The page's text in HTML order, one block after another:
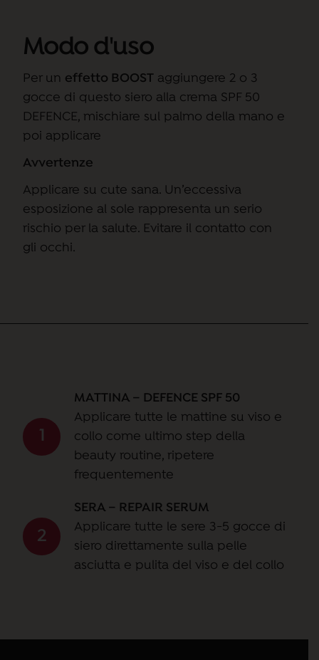
Modo d'uso
Per un effetto BOOSTaggiungere 2 o 3
gocce di questo siero alla crema SPF 50
DEFENCE, mischiare sul palmo della mano e
poi applicare
Avvertenze
Applicare su cute sana. Un’eccessiva
esposizione al sole rappresenta un serio
rischio per la salute. Evitare il contatto con
gli occhi.
MATTINA – DEFENCE SPF 50
Applicare tutte le mattine su viso e
collo come ultimo step della
beauty routine, ripetere
frequentemente
SERA – REPAIR SERUM
Applicare tutte le sere 3-5 gocce di
siero direttamente sulla pelle
asciutta e pulita del viso e del collo